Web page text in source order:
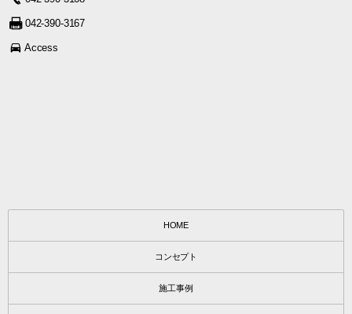
042-390-3167
Access
HOME
コンセプト
施工事例